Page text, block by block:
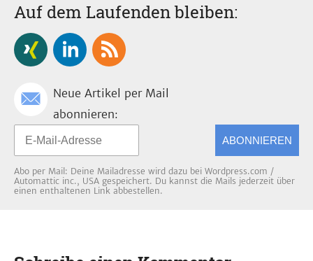
Auf dem Laufenden bleiben:
Neue Artikel per Mail
abonnieren:
ABONNIEREN
Abo per Mail: Deine Mailadresse wird dazu bei Wordpress.com /
Automattic inc., USA gespeichert. Du kannst die Mails jederzeit über
einen enthaltenen Link abbestellen.